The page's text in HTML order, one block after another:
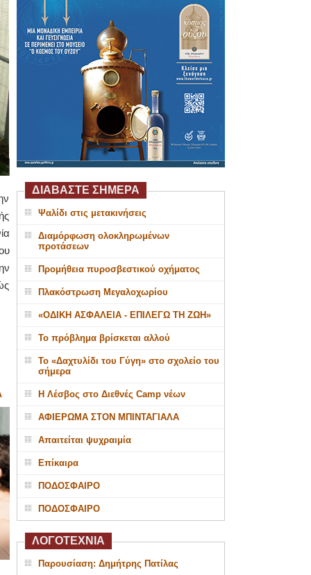
ΔΙΑΒΑΣΤΕ ΣΗΜΕΡΑ
Ψαλίδι στις μετακινήσεις
Διαμόρφωση ολοκληρωμένων
προτάσεων
Προμήθεια πυροσβεστικού οχήματος
Πλακόστρωση Μεγαλοχωρίου
«ΟΔΙΚΗ ΑΣΦΑΛΕΙΑ - ΕΠΙΛΕΓΩ ΤΗ ΖΩΗ»
Το πρόβλημα βρίσκεται αλλού
Το «Δαχτυλίδι του Γύγη» στο σχολείο του
σήμερα
Η Λέσβος στο Διεθνές Camp νέων
ΑΦΙΕΡΩΜΑ ΣΤΟΝ ΜΠΙΝΤΑΓΙΑΛΑ
Απαιτείται ψυχραιμία
Επίκαιρα
ΠΟΔΟΣΦΑΙΡΟ
ΠΟΔΟΣΦΑΙΡΟ
ΛΟΓΟΤΕΧΝΙΑ
Παρουσίαση: Δημήτρης Πατίλας